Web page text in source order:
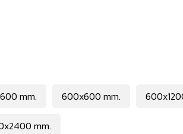
mm. 600x600 mm.
mm.